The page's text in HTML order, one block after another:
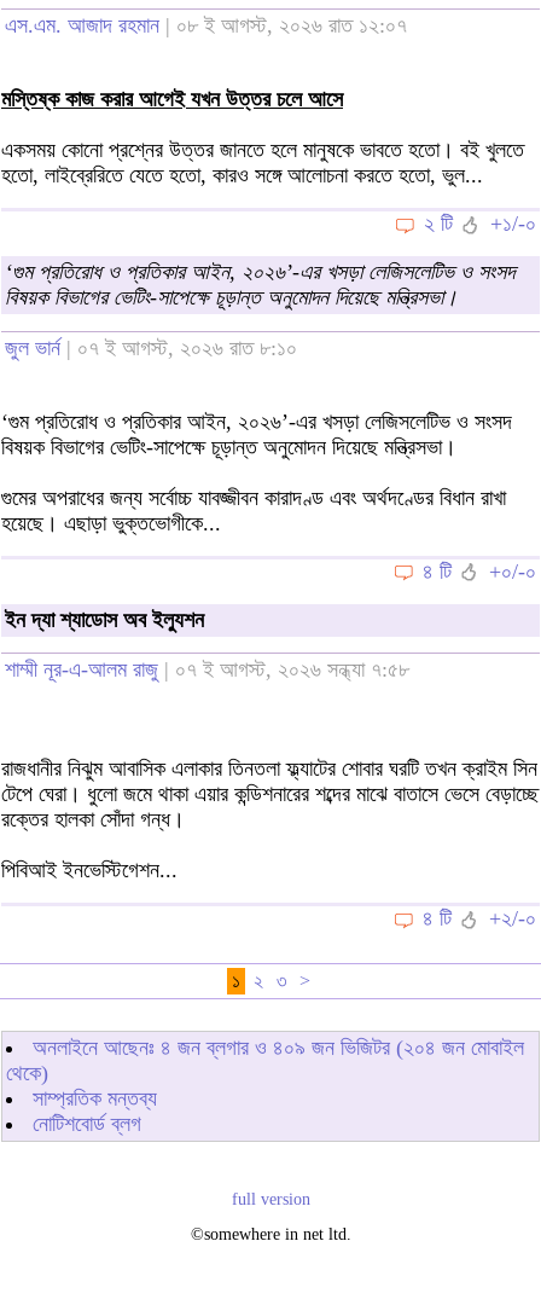
এস.এম. আজাদ রহমান | ০৮ ই আগস্ট, ২০২৬ রাত ১২:০৭
মস্তিষ্ক কাজ করার আগেই যখন উত্তর চলে আসে
একসময় কোনো প্রশ্নের উত্তর জানতে হলে মানুষকে ভাবতে হতো। বই খুলতে
হতো, লাইব্রেরিতে যেতে হতো, কারও সঙ্গে আলোচনা করতে হতো, ভুল...
২ টি
+১/-০
‘গুম প্রতিরোধ ও প্রতিকার আইন, ২০২৬’-এর খসড়া লেজিসলেটিভ ও সংসদ
বিষয়ক বিভাগের ভেটিং-সাপেক্ষে চূড়ান্ত অনুমোদন দিয়েছে মন্ত্রিসভা।
জুল ভার্ন| ০৭ ই আগস্ট, ২০২৬ রাত ৮:১০
‘গুম প্রতিরোধ ও প্রতিকার আইন, ২০২৬’-এর খসড়া লেজিসলেটিভ ও সংসদ
বিষয়ক বিভাগের ভেটিং-সাপেক্ষে চূড়ান্ত অনুমোদন দিয়েছে মন্ত্রিসভা।
গুমের অপরাধের জন্য সর্বোচ্চ যাবজ্জীবন কারাদণ্ড এবং অর্থদণ্ডের বিধান রাখা
হয়েছে। এছাড়া ভুক্তভোগীকে...
৪ টি
+০/-০
ইন দ্যা শ্যাডোস অব ইল্যুশন
শাম্মী নূর-এ-আলম রাজু | ০৭ ই আগস্ট, ২০২৬ সন্ধ্যা ৭:৫৮
রাজধানীর নিঝুম আবাসিক এলাকার তিনতলা ফ্ল্যাটের শোবার ঘরটি তখন ক্রাইম সিন
টেপে ঘেরা। ধুলো জমে থাকা এয়ার কন্ডিশনারের শব্দের মাঝে বাতাসে ভেসে বেড়াচ্ছে
রক্তের হালকা সোঁদা গন্ধ।
পিবিআই ইনভেস্টিগেশন...
৪ টি
+২/-০
১ ২ ৩ >
অনলাইনে আছেনঃ ৪ জন ব্লগার ও ৪০৯ জন ভিজিটর (২০৪ জন মোবাইল
থেকে)
সাম্প্রতিক মন্তব্য
নোটিশবোর্ড ব্লগ
full version
©somewhere in net ltd.